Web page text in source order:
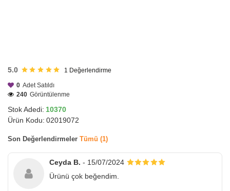
5.0 1 Değerlendirme
Stok Adedi: 10370
Ürün Kodu: 02019072
0 Adet Satıldı
240 Görüntülenme
Son Değerlendirmeler Tümü (1)
Ceyda B. - 15/07/2024
Ürünü çok beğendim.